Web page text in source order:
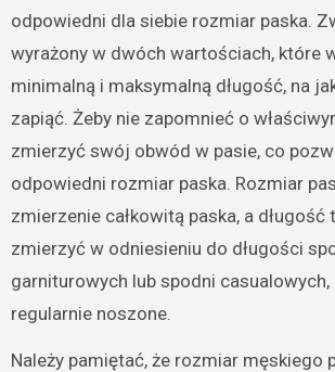
odpowiedni dla siebie rozmiar paska.
wyrażony w dwóch wartościach, które
minimalną i maksymalną długość, na
zapiąć. Żeby nie zapomnieć o
zmierzyć swój obwód w pasie, co
odpowiedni rozmiar paska. Rozmiar
zmierzenie całkowitą paska, a długość
zmierzyć w odniesieniu do długości
garniturowych lub spodni casualowych,
regularnie noszone.
Należy pamiętać, że rozmiar męskiego